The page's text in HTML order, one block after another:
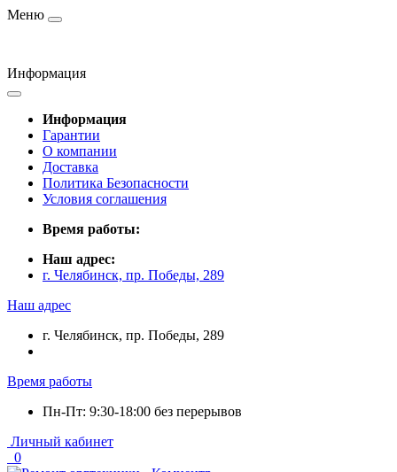
Меню
Информация
Информация
Гарантии
О компании
Доставка
Политика Безопасности
Условия соглашения
Время работы:
Наш адрес:
г. Челябинск, пр. Победы, 289
Наш адрес
г. Челябинск, пр. Победы, 289
Время работы
Пн-Пт: 9:30-18:00 без перерывов
Личный кабинет
0